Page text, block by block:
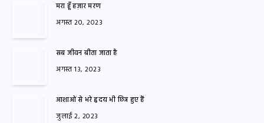
मरा हूँ हज़ार मरण
अगस्त 20, 2023
सब जीवन बीता जाता है
अगस्त 13, 2023
आशाओं से भरे हृदय भी छिन्न हुए हैं
जुलाई 2, 2023